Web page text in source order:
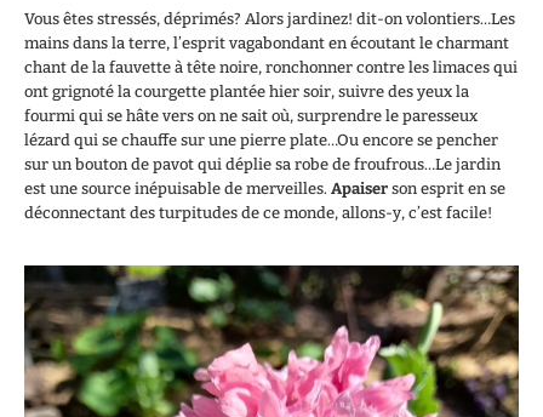
Vous êtes stressés, déprimés? Alors jardinez! dit-on volontiers…Les
mains dans la terre, l’esprit vagabondant en écoutant le charmant
chant de la fauvette à tête noire, ronchonner contre les limaces qui
ont grignoté la courgette plantée hier soir, suivre des yeux la
fourmi qui se hâte vers on ne sait où, surprendre le paresseux
lézard qui se chauffe sur une pierre plate…Ou encore se pencher
sur un bouton de pavot qui déplie sa robe de froufrous…Le jardin
est une source inépuisable de merveilles. Apaiser son esprit en se
déconnectant des turpitudes de ce monde, allons-y, c’est facile!